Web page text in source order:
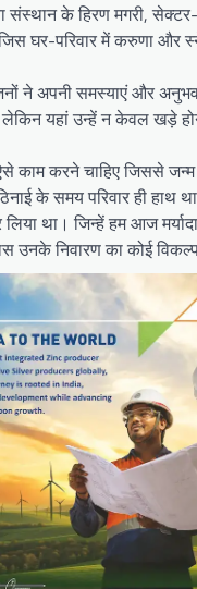
संस्थान के हिरण मगरी,
घर-परिवार में करुणा और
ने अपनी समस्याएं और
यहां उन्हें न केवल खड़े होने
करने चाहिए जिससे जन्म
के समय परिवार ही हाथ
था। जिन्हें हम आज
निवारण का कोई विकल्प